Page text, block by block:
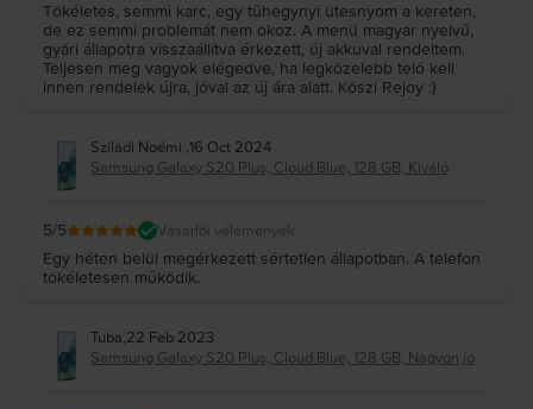
Tökéletes, semmi karc, egy tűhegynyi ütesnyom a kereten,
de ez semmi problemát nem okoz. A menü magyar nyelvű,
gyári állapotra visszaállítva érkezett, új akkuval rendeltem.
Teljesen meg vagyok elégedve, ha legközelebb teló kell
innen rendelek újra, jóval az új ára alatt. Köszi Rejoy :)
Sziládi Noémi ,16 Oct 2024
Samsung Galaxy S20 Plus, Cloud Blue, 128 GB, Kiváló
5/5 Vásárlói vélemények
Egy héten belül megérkezett sértetlen állapotban. A telefon
tökéletesen működik.
Tuba,22 Feb 2023
Samsung Galaxy S20 Plus, Cloud Blue, 128 GB, Nagyon jó